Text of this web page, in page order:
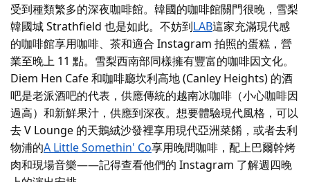
受到種類繁多的深夜咖啡館。韓國的咖啡館關門很晚，雪梨
韓國城 Strathfield 也是如此。不妨到LAB這家充滿現代感
的咖啡館享用咖啡、茶和適合 Instagram 拍照的蛋糕，營
業至晚上 11 點。雪梨西南部同樣擁有豐富的咖啡因文化。
Diem Hen Cafe 和咖啡廳坎利高地 (Canley Heights) 的酒
吧是老派酒吧的代表，供應傳統的越南冰咖啡（小心咖啡因
過高）和新鮮果汁，供應到深夜。想要體驗現代風格，可以
去 V Lounge 的天鵝絨沙發裡享用現代亞洲菜餚，或者去利
物浦的A Little Somethin' Co享用晚間咖啡，配上巴爾幹烤
肉和現場音樂——記得查看他們的 Instagram 了解週四晚